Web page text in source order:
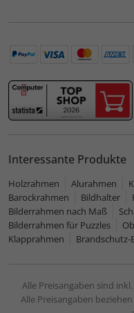
Interessante Produkte
Holzrahmen Alurahmen
Barockrahmen
Bildhalter
Bilderrahmen nach Maß
Bilderrahmen für Puzzles
Klapprahmen
Alle Preisangaben sind
Alle Preisangaben